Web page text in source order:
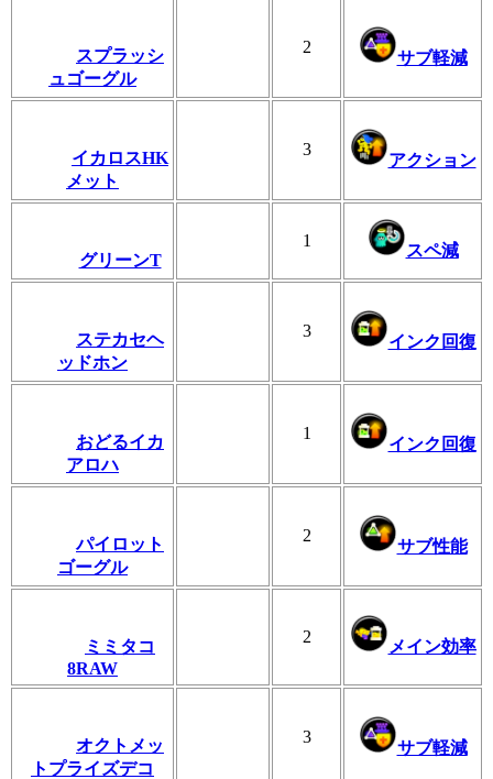
スプラッシ
ュゴーグル
2
サブ軽減
イカロスHK
メット
3
アクション
グリーンT
1
スペ減
ステカセヘ
ッドホン
3
インク回復
おどるイカ
アロハ
1
インク回復
パイロット
ゴーグル
2
サブ性能
ミミタコ
8RAW
2
メイン効率
オクトメッ
トプライズデコ
3
サブ軽減